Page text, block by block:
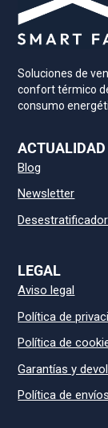
Soluciones de
confort térmico
consumo
ACTUALIDAD
Blog
Newsletter
LEGAL
Aviso legal
Política de
Política de
Garantías y
Política de envíos